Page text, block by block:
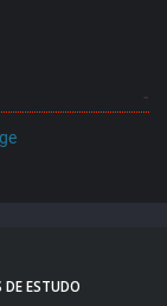
DE ESTUDO